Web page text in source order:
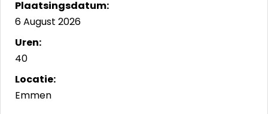
Plaatsingsdatum:
6 August 2026
Uren:
40
Locatie:
Emmen